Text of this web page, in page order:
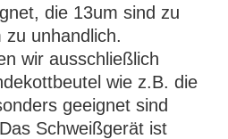
die 13um sind zu
unhandlich.
wir ausschließlich
wie z.B. die
geeignet sind
Schweißgerät ist